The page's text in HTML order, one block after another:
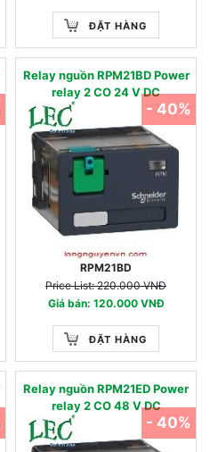
ĐẶT HÀNG
Relay nguồn RPM21BD Power
relay 2 CO 24 V DC
RPM21BD
Price List: 220.000 VNĐ
Giá bán: 120.000 VNĐ
ĐẶT HÀNG
- 40%
Relay nguồn RPM21ED Power
relay 2 CO 48 V DC
- 40%